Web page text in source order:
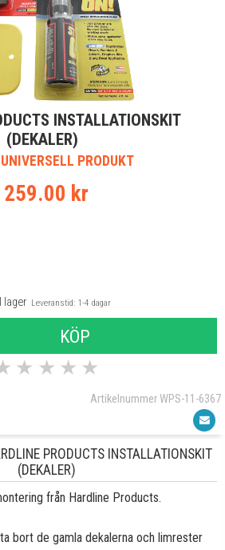
INSTALLATIONSKIT
(DEKALER)
UNIVERSELL PRODUKT
259.00 kr
I lagerLeveranstid: 1-4 dagar
KÖP
★ ★ ★ ★
Artikelnummer WPS-11-6367
PRODUCTS INSTALLATIONSKIT
(DEKALER)
från Hardline Products.
bort de gamla dekalerna och limrester